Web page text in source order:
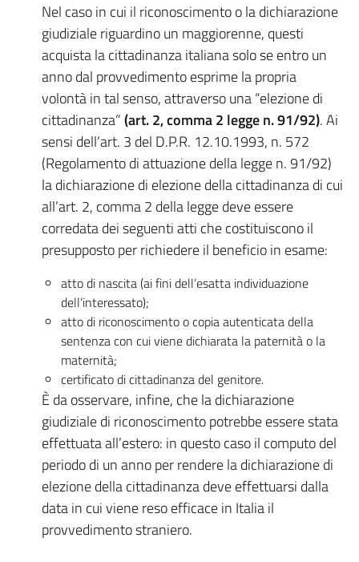
Nel caso in cui il riconoscimento o la dichiarazione
giudiziale riguardino un maggiorenne, questi
acquista la cittadinanza italiana solo se entro un
anno dal provvedimento esprime la propria
volontà in tal senso, attraverso una “elezione di
cittadinanza”(art. 2, comma 2 legge n. 91/92). Ai
sensi dell’art. 3 del D.P.R. 12.10.1993, n. 572
(Regolamento di attuazione della legge n. 91/92)
la dichiarazione di elezione della cittadinanza di cui
all’art. 2, comma 2 della legge deve essere
corredata dei seguenti atti che costituiscono il
presupposto per richiedere il beneficio in esame:
atto di nascita (ai fini dell’esatta individuazione
dell’interessato);
atto di riconoscimento o copia autenticata della
sentenza con cui viene dichiarata la paternità o la
maternità;
certificato di cittadinanza del genitore.
È da osservare, infine, che la dichiarazione
giudiziale di riconoscimento potrebbe essere stata
effettuata all’estero: in questo caso il computo del
periodo di un anno per rendere la dichiarazione di
elezione della cittadinanza deve effettuarsi dalla
data in cui viene reso efficace in Italia il
provvedimento straniero.